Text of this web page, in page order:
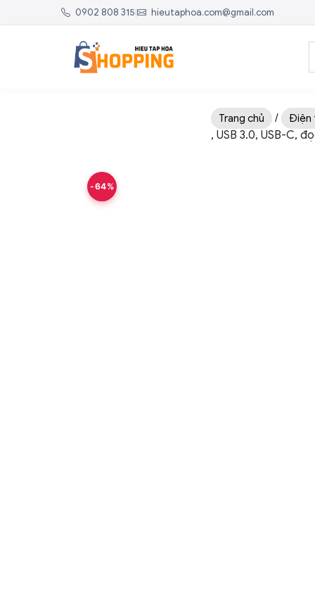
0902 808 315| hieutaphoa.com@gmail.com
Trang chủ / Điện
, USB 3.0, USB-C,
-64%